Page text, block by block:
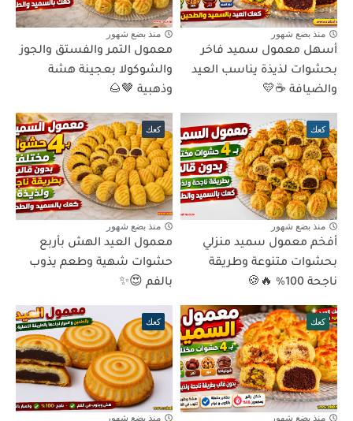
منذ بضع شهور
أسهل معمول سميد فاخر
بحشوات لذيذة يناسب العيد
والضيافة ☕💛
منذ بضع شهور
معمول التمر والفستق والجوز
والشوكولا بعجينة هشة
وذهبية 🤎🌰
كعك
منذ بضع شهور
أفخم معمول سميد منزلي
بحشوات متنوعة وطريقة
ناجحة 100% 🔥🍪
كعك
منذ بضع شهور
معمول العيد الهش بأربع
حشوات شهية وطعم يذوب
بالفم 😍✨
كعك
منذ بضع شهور
كعك
منذ بضع شهور